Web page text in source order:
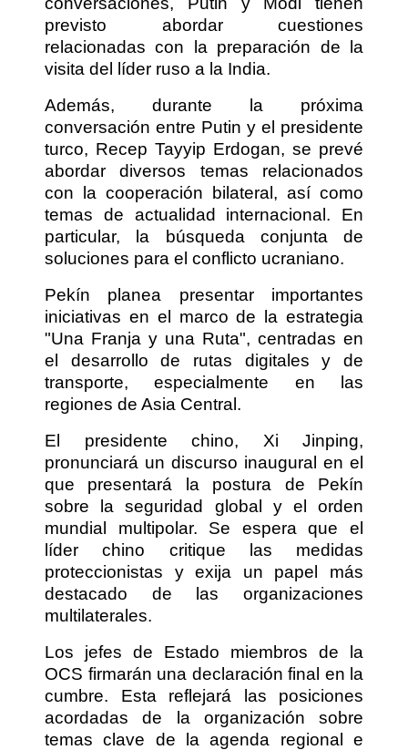
previsto abordar cuestiones
relacionadas con la preparación de la
visita del líder ruso a la India.
Además, durante la próxima
conversación entre Putin y el presidente
turco, Recep Tayyip Erdogan, se prevé
abordar diversos temas relacionados
con la cooperación bilateral, así como
temas de actualidad internacional. En
particular, la búsqueda conjunta de
soluciones para el conflicto ucraniano.
Pekín planea presentar importantes
iniciativas en el marco de la estrategia
"Una Franja y una Ruta", centradas en
el desarrollo de rutas digitales y de
transporte, especialmente en las
regiones de Asia Central.
El presidente chino, Xi Jinping,
pronunciará un discurso inaugural en el
que presentará la postura de Pekín
sobre la seguridad global y el orden
mundial multipolar. Se espera que el
líder chino critique las medidas
proteccionistas y exija un papel más
destacado de las organizaciones
multilaterales.
Los jefes de Estado miembros de la
OCS firmarán una declaración final en la
cumbre. Esta reflejará las posiciones
acordadas de la organización sobre
temas clave de la agenda regional e